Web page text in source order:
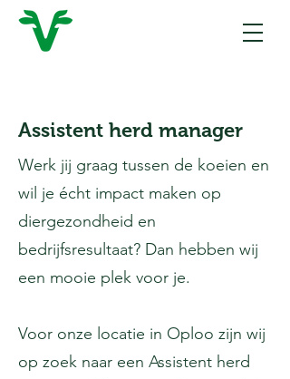
Assistent herd manager
Werk jij graag tussen de koeien en
wil je écht impact maken op
diergezondheid en
bedrijfsresultaat? Dan hebben wij
een mooie plek voor je.
Voor onze locatie in Oploo zijn wij
op zoek naar een Assistent herd